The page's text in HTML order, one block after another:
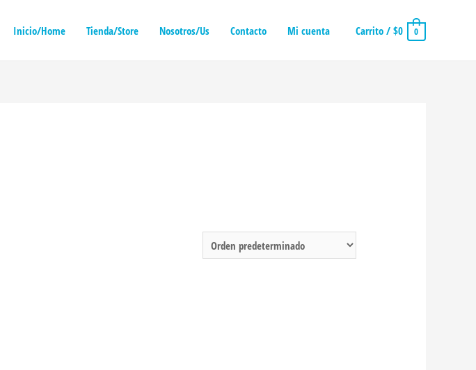
Inicio/Home Tienda/Store Nosotros/Us Contacto Mi cuenta Carrito/ $0 0